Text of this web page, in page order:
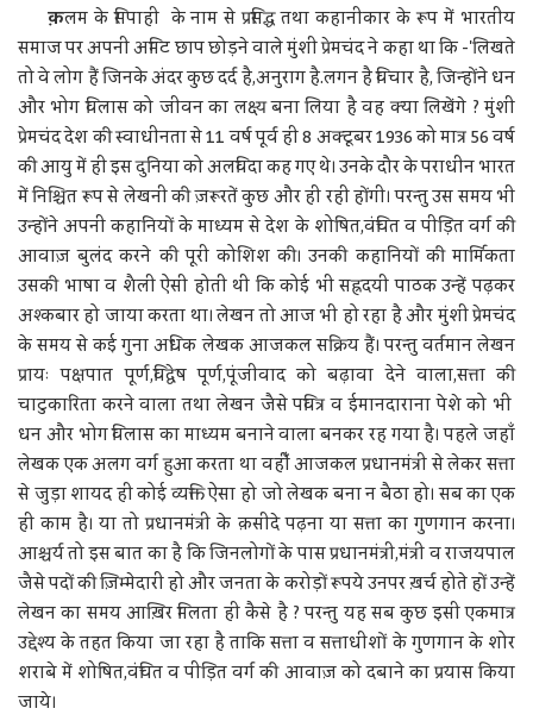
क़लम के सिपाही के नाम से प्रसिद्ध तथा कहानीकार के रूप में भारतीय
समाज पर अपनी अमिट छाप छोड़ने वाले मुंशी प्रेमचंद ने कहा था कि -'लिखते
तो वे लोग हैं जिनके अंदर कुछ दर्द है,अनुराग है.लगन है विचार है, जिन्होंने धन
और भोग विलास को जीवन का लक्ष्य बना लिया है वह क्या लिखेंगे ? मुंशी
प्रेमचंद देश की स्वाधीनता से 11 वर्ष पूर्व ही 8 अक्टूबर 1936 को मात्र 56 वर्ष
की आयु में ही इस दुनिया को अलविदा कह गए थे। उनके दौर के पराधीन भारत
में निश्चित रूप से लेखनी की ज़रूरतें कुछ और ही रही होंगी। परन्तु उस समय भी
उन्होंने अपनी कहानियों के माध्यम से देश के शोषित,वंचित व पीड़ित वर्ग की
आवाज़ बुलंद करने की पूरी कोशिश की। उनकी कहानियों की मार्मिकता
उसकी भाषा व शैली ऐसी होती थी कि कोई भी सह्रदयी पाठक उन्हें पढ़कर
अश्कबार हो जाया करता था। लेखन तो आज भी हो रहा है और मुंशी प्रेमचंद
के समय से कई गुना अधिक लेखक आजकल सक्रिय हैं। परन्तु वर्तमान लेखन
प्रायः पक्षपात पूर्ण,विद्वेष पूर्ण,पूंजीवाद को बढ़ावा देने वाला,सत्ता की
चाटुकारिता करने वाला तथा लेखन जैसे पवित्र व ईमानदाराना पेशे को भी
धन और भोग विलास का माध्यम बनाने वाला बनकर रह गया है। पहले जहाँ
लेखक एक अलग वर्ग हुआ करता था वहीँ आजकल प्रधानमंत्री से लेकर सत्ता
से जुड़ा शायद ही कोई व्यक्ति ऐसा हो जो लेखक बना न बैठा हो। सब का एक
ही काम है। या तो प्रधानमंत्री के क़सीदे पढ़ना या सत्ता का गुणगान करना।
आश्चर्य तो इस बात का है कि जिनलोगों के पास प्रधानमंत्री,मंत्री व राजयपाल
जैसे पदों की ज़िम्मेदारी हो और जनता के करोड़ों रूपये उनपर ख़र्च होते हों उन्हें
लेखन का समय आख़िर मिलता ही कैसे है ? परन्तु यह सब कुछ इसी एकमात्र
उद्देश्य के तहत किया जा रहा है ताकि सत्ता व सत्ताधीशों के गुणगान के शोर
शराबे में शोषित,वंचित व पीड़ित वर्ग की आवाज़ को दबाने का प्रयास किया
जाये।